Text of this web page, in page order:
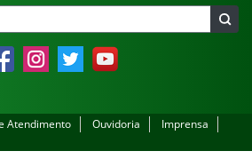
InstagramTwitter YouTube
Atendimento Ouvidoria
Imprensa